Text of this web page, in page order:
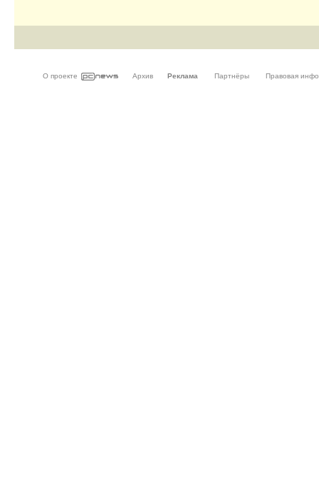
О проекте Архив Реклама Партнёры Правовая